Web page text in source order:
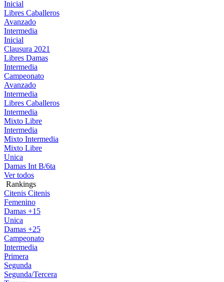
Inicial
Libres Caballeros
Avanzado
Intermedia
Inicial
Clausura 2021
Libres Damas
Intermedia
Campeonato
Avanzado
Intermedia
Libres Caballeros
Intermedia
Mixto Libre
Intermedia
Mixto Intermedia
Mixto Libre
Unica
Damas Int B/6ta
Ver todos
Rankings
Citenis Citenis
Femenino
Damas +15
Unica
Damas +25
Campeonato
Intermedia
Primera
Segunda
Segunda/Tercera